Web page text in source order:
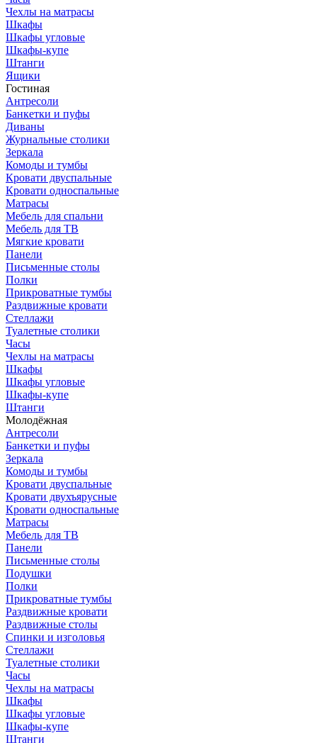
Чехлы на матрасы
Шкафы
Шкафы угловые
Шкафы-купе
Штанги
Ящики
Гостиная
Антресоли
Банкетки и пуфы
Диваны
Журнальные столики
Зеркала
Комоды и тумбы
Кровати двуспальные
Кровати односпальные
Матрасы
Мебель для спальни
Мебель для ТВ
Мягкие кровати
Панели
Письменные столы
Полки
Прикроватные тумбы
Раздвижные кровати
Стеллажи
Туалетные столики
Часы
Чехлы на матрасы
Шкафы
Шкафы угловые
Шкафы-купе
Штанги
Молодёжная
Антресоли
Банкетки и пуфы
Зеркала
Комоды и тумбы
Кровати двуспальные
Кровати двухъярусные
Кровати односпальные
Матрасы
Мебель для ТВ
Панели
Письменные столы
Подушки
Полки
Прикроватные тумбы
Раздвижные кровати
Раздвижные столы
Спинки и изголовья
Стеллажи
Туалетные столики
Часы
Чехлы на матрасы
Шкафы
Шкафы угловые
Шкафы-купе
Штанги